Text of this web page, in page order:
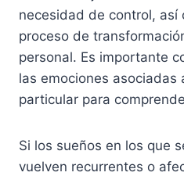
necesidad de control, así
proceso de
personal. Es importante
las emociones asociadas
particular para
Si los sueños en los que
vuelven recurrentes o